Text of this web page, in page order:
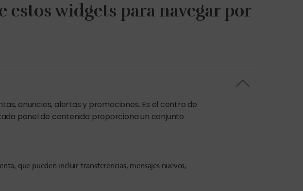
widgets para navegar por
anuncios, alertas y promociones. Es el centro de
panel de contenido proporciona un conjunto
que pueden incluir transferencias, mensajes nuevos,